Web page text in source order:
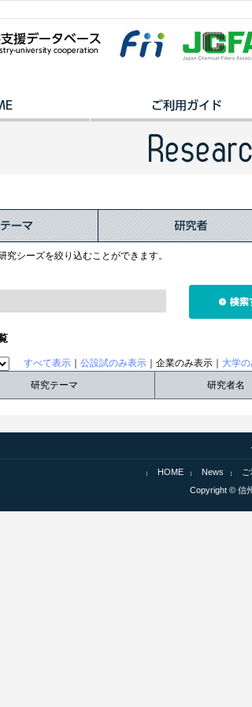
究シーズを絞り込むことができます。
すべて表示 公設試のみ表示 ｜企業のみ表示｜ 大学
研究テーマ 研究者名
HOME News
Copyright © 信